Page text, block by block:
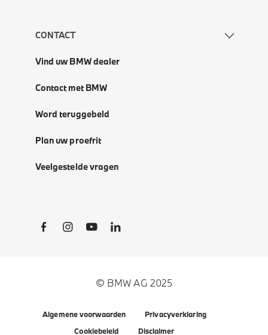
CONTACT
Vind uw BMW dealer
Contact met BMW
Word teruggebeld
Plan uw proefrit
Veelgestelde vragen
Social Links
© BMW AG 2025
Algemene voorwaarden
Privacyverklaring
Cookiebeleid
Disclaimer